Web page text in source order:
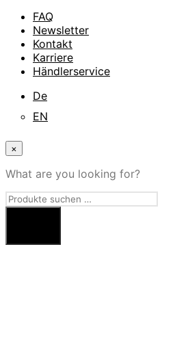
FAQ
Newsletter
Kontakt
Karriere
Händlerservice
De
EN
×
What are you looking for?